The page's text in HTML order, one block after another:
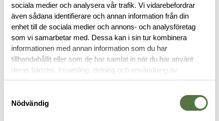
sociala medier och analysera vår trafik. Vi vidarebefordrar
även sådana identifierare och annan information från din
enhet till de sociala medier och annons- och analysföretag
som vi samarbetar med. Dessa kan i sin tur kombinera
informationen med annan information som du har
tillhandahållit eller som de har samlat in när du har använt
deras tjänster. Insamling, delning och användning av
personuppgifter kan användas för personalisering av
Nödvändig
VELOCITY SYSTEMS
VS-17 Panel-Large
645 kr
SNUGPAK
Compression Sack WGTE Small
Black
199 kr